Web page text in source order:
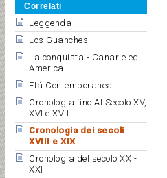
Correlati
Leggenda
Los Guanches
La conquista - Canarie ed
America
Etá Contemporanea
Cronologia fino Al Secolo XV,
XVI e XVII
Cronologia dei secoli
XVIII e XIX
Cronologia del secolo XX -
XXI